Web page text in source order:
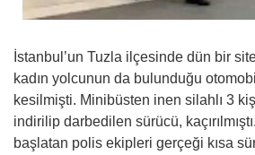
İstanbul’un Tuzla ilçesinde dün bir
kadın yolcunun da bulunduğu
kesilmişti. Minibüsten inen silahlı 3
indirilip darbedilen sürücü,
başlatan polis ekipleri gerçeği kısa